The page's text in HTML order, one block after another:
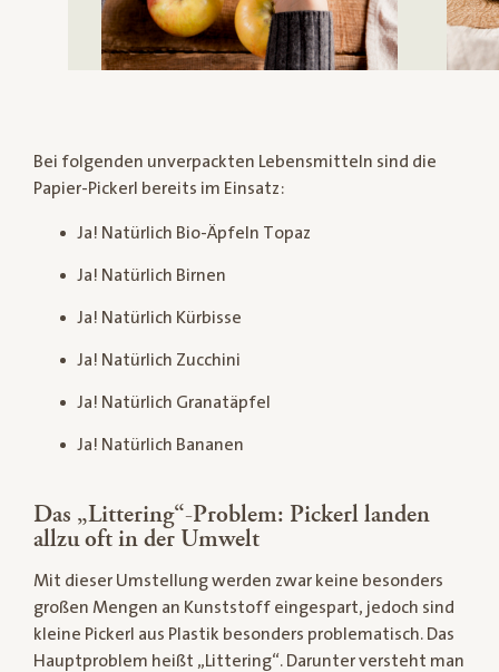
Bei folgenden unverpackten Lebensmitteln sind die
Papier-Pickerl bereits im Einsatz:
Ja! Natürlich Bio-Äpfeln Topaz
Ja! Natürlich Birnen
Ja! Natürlich Kürbisse
Ja! Natürlich Zucchini
Ja! Natürlich Granatäpfel
Ja! Natürlich Bananen
Das „Littering“-Problem: Pickerl landen
allzu oft in der Umwelt
Mit dieser Umstellung werden zwar keine besonders
großen Mengen an Kunststoff eingespart, jedoch sind
kleine Pickerl aus Plastik besonders problematisch. Das
Hauptproblem heißt „Littering“. Darunter versteht man